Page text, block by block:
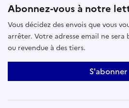
Abonnez-vous à notre
Vous décidez des envois que vous
arrêter. Votre adresse email ne sera
ou revendue à des tiers.
S'abonner